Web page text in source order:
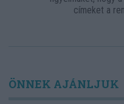
címeket a
ÖNNEK AJÁNLJUK